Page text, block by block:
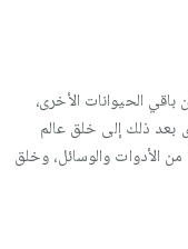
الحيوانات الأخرى،
بعد ذلك إلى خلق عالم
الأدوات والوسائل، وخلق